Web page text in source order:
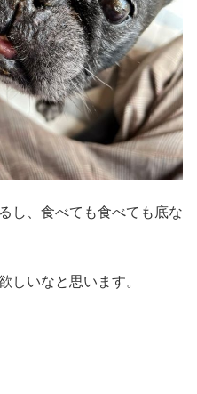
し、食べても食べても底な
しいなと思います。